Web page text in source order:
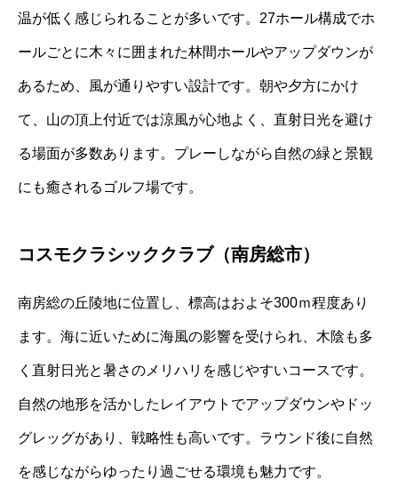
温が低く感じられることが多いです。27ホール構成でホ
ールごとに木々に囲まれた林間ホールやアップダウンが
あるため、風が通りやすい設計です。朝や夕方にかけ
て、山の頂上付近では涼風が心地よく、直射日光を避け
る場面が多数あります。プレーしながら自然の緑と景観
にも癒されるゴルフ場です。
コスモクラシッククラブ（南房総市）
南房総の丘陵地に位置し、標高はおよそ300ｍ程度あり
ます。海に近いために海風の影響を受けられ、木陰も多
く直射日光と暑さのメリハリを感じやすいコースです。
自然の地形を活かしたレイアウトでアップダウンやドッ
グレッグがあり、戦略性も高いです。ラウンド後に自然
を感じながらゆったり過ごせる環境も魅力です。